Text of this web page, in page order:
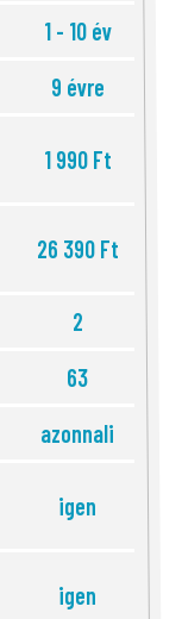
1 - 10 év
9 évre
1 990 Ft
26 390 Ft
2
63
azonnali
igen
igen